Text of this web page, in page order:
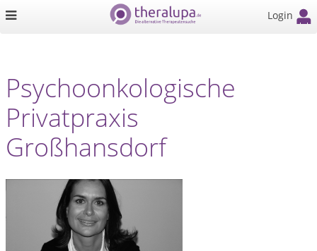
Login
Psychoonkologische
Privatpraxis
Großhansdorf